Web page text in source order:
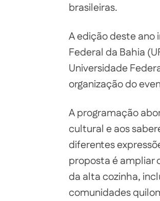
brasileiras.
A edição deste ano
Federal da Bahia
Universidade
organização do
A programação
cultural e aos
diferentes
proposta é ampliar
da alta cozinha,
comunidades